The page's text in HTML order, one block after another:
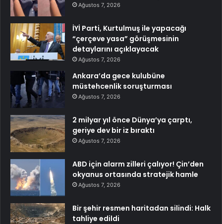
Ağustos 7, 2026
İYİ Parti, Kurtulmuş ile yapacağı
“çerçeve yasa” görüşmesinin
detaylarını açıklayacak
Ağustos 7, 2026
Ankara’da gece kulubüne
müstehcenlik soruşturması
Ağustos 7, 2026
2 milyar yıl önce Dünya’ya çarptı,
geriye dev bir iz bıraktı
Ağustos 7, 2026
ABD için alarm zilleri çalıyor! Çin’den
okyanus ortasında stratejik hamle
Ağustos 7, 2026
Bir şehir resmen haritadan silindi: Halk
tahliye edildi